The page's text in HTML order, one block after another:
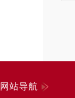
网站导航